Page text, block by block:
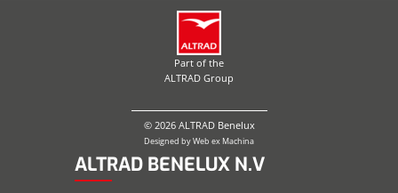
Part of the
ALTRAD Group
© 2026 ALTRAD Benelux
Designed byWeb ex Machina
ALTRAD BENELUX N.V